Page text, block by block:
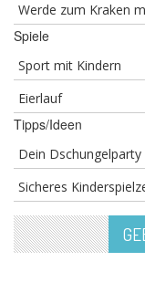
Werde zum Kraken
Spiele
Sport mit Kindern
Eierlauf
Tipps/Ideen
Dein Dschungelparty
Sicheres